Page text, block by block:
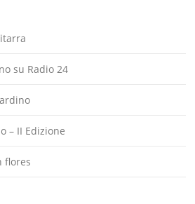
su Radio 24
– II Edizione
flores